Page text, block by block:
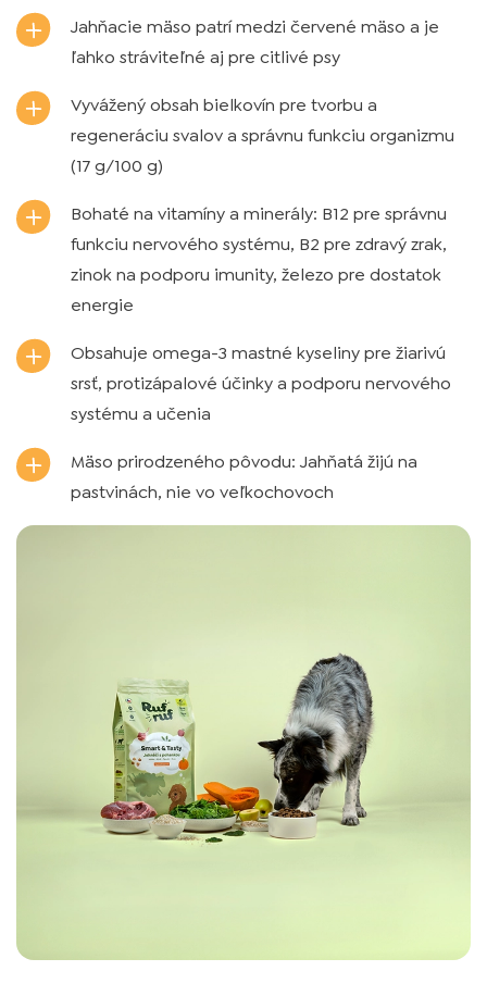
Jahňacie mäso patrí medzi červené mäso a je
ľahko stráviteľné aj pre citlivé psy
Vyvážený obsah bielkovín pre tvorbu a
regeneráciu svalov a správnu funkciu organizmu
(17 g/100 g)
Bohaté na vitamíny a minerály: B12 pre správnu
funkciu nervového systému, B2 pre zdravý zrak,
zinok na podporu imunity, železo pre dostatok
energie
Obsahuje omega-3 mastné kyseliny pre žiarivú
srsť, protizápalové účinky a podporu nervového
systému a učenia
Mäso prirodzeného pôvodu: Jahňatá žijú na
pastvinách, nie vo veľkochovoch